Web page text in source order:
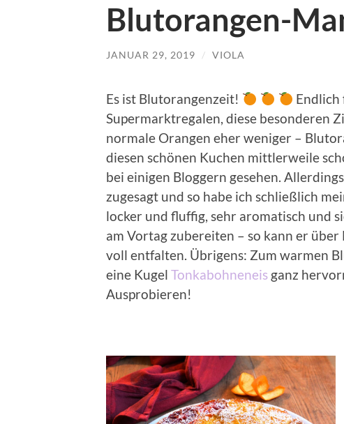
Blutorangen-
JANUAR 29, 2019 / VIOLA
Es ist Blutorangenzeit!
Endlich
Supermarktregalen, diese besonderen
normale Orangen eher weniger –
diesen schönen Kuchen mittlerweile
bei einigen Bloggern gesehen.
zugesagt und so habe ich schließlich
locker und fluffig, sehr aromatisch und
am Vortag zubereiten – so kann er
voll entfalten. Übrigens: Zum warmen
eine Kugel Tonkabohneneis ganz
Ausprobieren!